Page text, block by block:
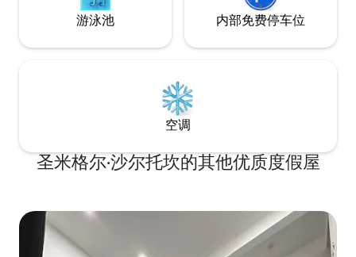
游泳池 内部免费停车位
空调
圣米格尔·沙尔托坎的其他优质度假屋